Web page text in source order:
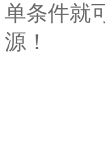
单条件就
源！